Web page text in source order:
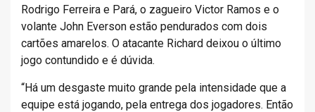
Rodrigo Ferreira e Pará, o zagueiro Victor Ramos e o
volante John Everson estão pendurados com dois
cartões amarelos. O atacante Richard deixou o último
jogo contundido e é dúvida.
“Há um desgaste muito grande pela intensidade que a
equipe está jogando, pela entrega dos jogadores. Então